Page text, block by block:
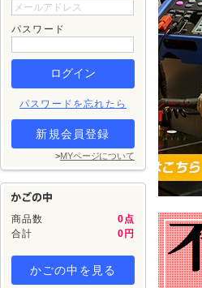
パスワード
パスワードを忘れたら
新規会員登録
>MYページについて
商品数
0点
合計
0円
かごの中を見る